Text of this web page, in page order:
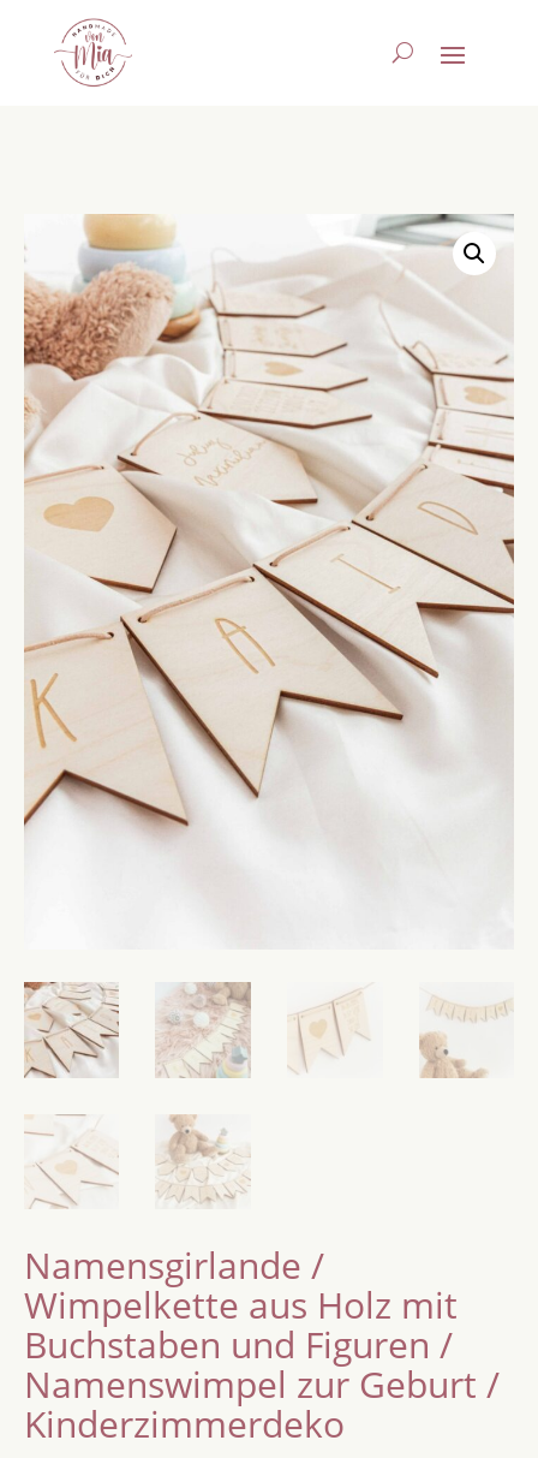
Namensgirlande /
Wimpelkette aus Holz mit
Buchstaben und Figuren /
Namenswimpel zur Geburt /
Kinderzimmerdeko